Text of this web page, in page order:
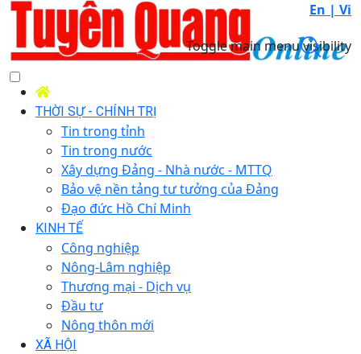
En | Vi
Toggle main menu visibility
THỜI SỰ - CHÍNH TRỊ
Tin trong tỉnh
Tin trong nước
Xây dựng Đảng - Nhà nước - MTTQ
Bảo vệ nền tảng tư tưởng của Đảng
Đạo đức Hồ Chí Minh
KINH TẾ
Công nghiệp
Nông-Lâm nghiệp
Thương mại - Dịch vụ
Đầu tư
Nông thôn mới
XÃ HỘI